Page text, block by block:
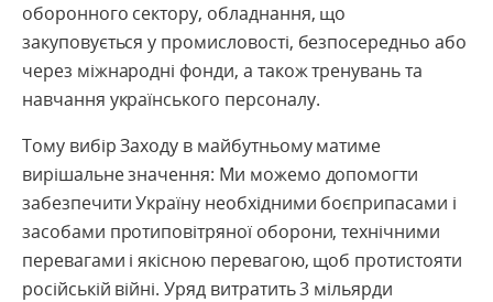
оборонного сектору, обладнання, що
закуповується у промисловості, безпосередньо або
через міжнародні фонди, а також тренувань та
навчання українського персоналу.
Тому вибір Заходу в майбутньому матиме
вирішальне значення: Ми можемо допомогти
забезпечити Україну необхідними боєприпасами і
засобами протиповітряної оборони, технічними
перевагами і якісною перевагою, щоб протистояти
російській війні. Уряд витратить 3 мільярди